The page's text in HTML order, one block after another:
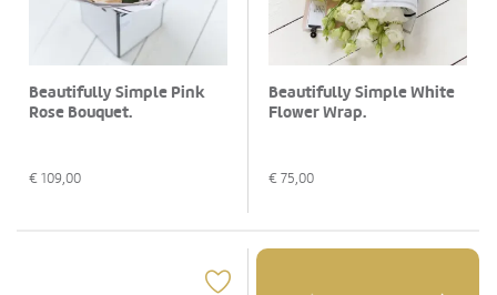
Beautifully Simple Pink
Rose Bouquet.
€ 109,00
Beautifully Simple White
Flower Wrap.
€ 75,00